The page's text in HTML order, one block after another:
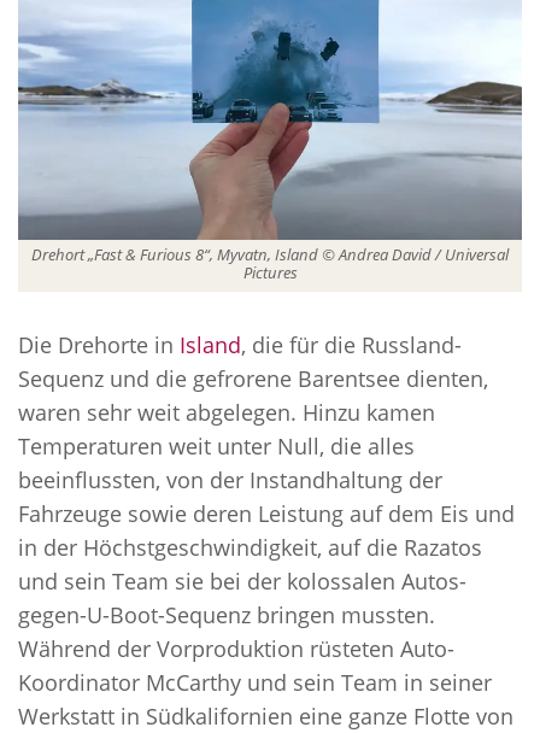
Drehort „Fast & Furious 8“, Myvatn, Island © Andrea David / Universal
Pictures
Die Drehorte in Island, die für die Russland-
Sequenz und die gefrorene Barentsee dienten,
waren sehr weit abgelegen. Hinzu kamen
Temperaturen weit unter Null, die alles
beeinflussten, von der Instandhaltung der
Fahrzeuge sowie deren Leistung auf dem Eis und
in der Höchstgeschwindigkeit, auf die Razatos
und sein Team sie bei der kolossalen Autos-
gegen-U-Boot-Sequenz bringen mussten.
Während der Vorproduktion rüsteten Auto-
Koordinator McCarthy und sein Team in seiner
Werkstatt in Südkalifornien eine ganze Flotte von